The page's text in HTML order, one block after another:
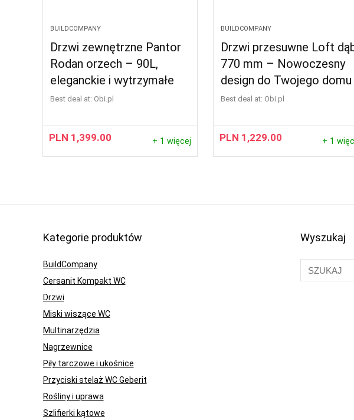
BUILDCOMPANY
Drzwi zewnętrzne Pantor
Rodan orzech – 90L,
eleganckie i wytrzymałe
Best deal at: obi.pl
PLN 1,399.00 + 1 więcej
BUILDCOMPANY
Drzwi przesuwne Loft
770 mm – Nowoczesny
design do Twojego domu
Best deal at: obi.pl
PLN 1,229.00 + 1
Kategorie produktów
BuildCompany
Cersanit Kompakt WC
Drzwi
Miski wiszące WC
Multinarzędzia
Nagrzewnice
Piły tarczowe i ukośnice
Przyciski stelaż WC Geberit
Rośliny i uprawa
Szlifierki kątowe
Wyszukaj